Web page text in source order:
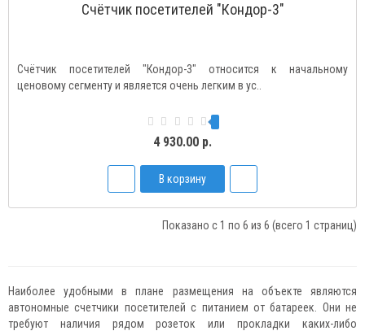
Счётчик посетителей "Кондор-3"
Счётчик посетителей "Кондор-3" относится к начальному
ценовому сегменту и является очень легким в ус..
4 930.00 р.
В корзину
Показано с 1 по 6 из 6 (всего 1 страниц)
Наиболее удобными в плане размещения на объекте являются
автономные счетчики посетителей с питанием от батареек. Они не
требуют наличия рядом розеток или прокладки каких-либо